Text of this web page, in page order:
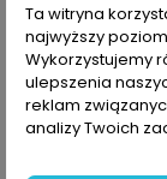
Ta witryna
najwyższy
Wykorzystujemy
ulepszenia
reklam
analizy Twoich